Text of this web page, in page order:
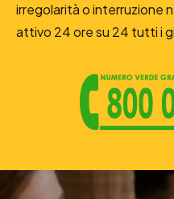
irregolarità o interruzione
attivo 24 ore su 24 tutti i